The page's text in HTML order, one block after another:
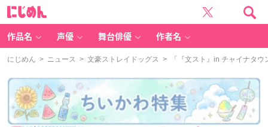
作品名 声優 舞台俳優 作者名
にじめん > ニュース > 文豪ストレイドッグス > 「『文スト』in チャイナタウ